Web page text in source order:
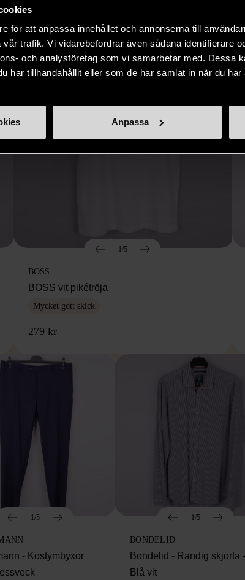
för att anpassa innehållet och annonserna till
trafik. Vi vidarebefordrar även sådana identifierare
och analysföretag som vi samarbetar med. Dessa
har tillhandahållit eller som de har samlat in när du
Anpassa
1/5
BOSS
BOSS vit pikétröja
Mycket gott skick
279 kr
1/5
- Kostymbyxor
1/5
BONDELID
Bondelid - Randig skjorta -
Blå vit